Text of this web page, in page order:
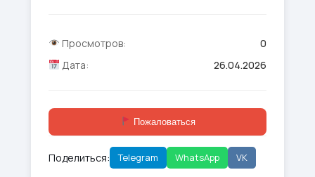
Просмотров:
0
Дата:
26.04.2026
Пожаловаться
Поделиться: Telegram WhatsApp VK